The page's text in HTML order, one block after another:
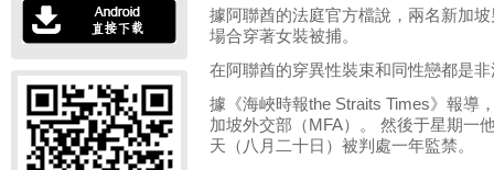
據阿聯酋的法庭官方檔說，兩名新加
場合穿著女裝被捕。
在阿聯酋的穿異性裝束和同性戀都是
據《海峽時報the Straits Times》報導
加坡外交部（MFA）。 然後于星期一
天（八月二十日）被判處一年監禁。